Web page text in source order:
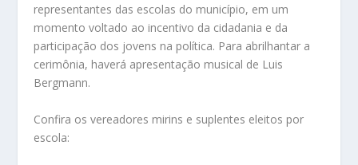
representantes das escolas do município, em um
momento voltado ao incentivo da cidadania e da
participação dos jovens na política. Para abrilhantar a
cerimônia, haverá apresentação musical de Luis
Bergmann.
Confira os vereadores mirins e suplentes eleitos por
escola: